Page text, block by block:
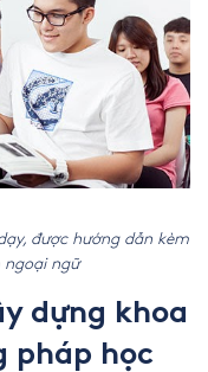
được hướng dẫn kèm
ngữ
dựng khoa
pháp học